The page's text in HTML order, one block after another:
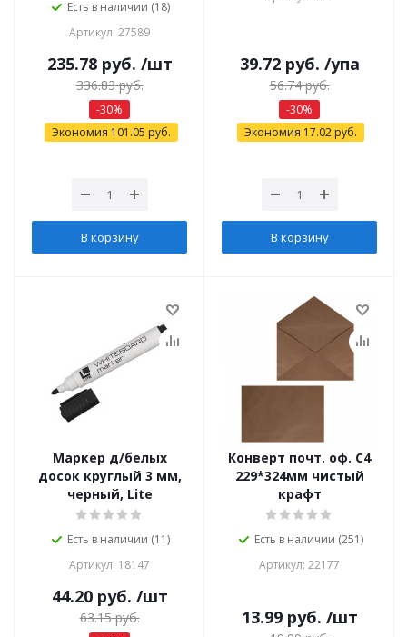
Есть в наличии (18)
Артикул: 27589
235.78руб. /шт
336.83руб.
-30%
Экономия 101.05 руб.
В корзину
39.72руб. /упа
56.74руб.
-30%
Экономия 17.02 руб.
В корзину
Маркер д/белых
досок круглый 3 мм,
черный, Lite
Есть в наличии (11)
Артикул: 18147
44.20руб. /шт
63.15руб.
Конверт почт. оф. С4
229*324мм чистый
крафт
Есть в наличии (251)
Артикул: 22177
13.99руб. /шт